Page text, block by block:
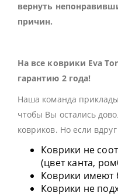
вернуть
причин.
На все коврики Eva
гарантию 2 года!
Наша команда
чтобы Вы остались
ковриков. Но если
Коврики не
(цвет канта,
Коврики имеют
Коврики не